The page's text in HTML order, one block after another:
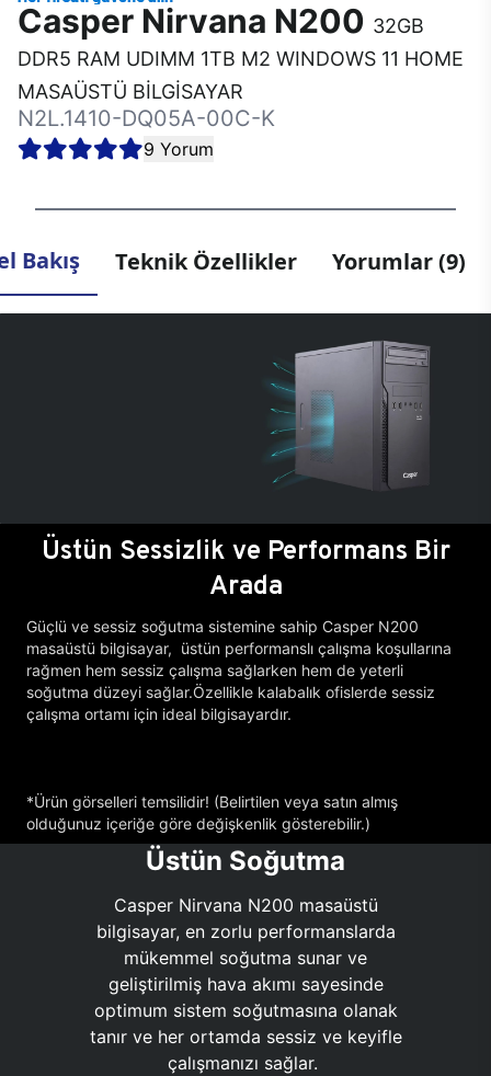
Casper Nirvana N200 32GB
DDR5 RAM UDIMM 1TB M2 WINDOWS 11 HOME
MASAÜSTÜ BİLGİSAYAR
N2L.1410-DQ05A-00C-K
9 Yorum
Bakış Teknik Özellikler Yorumlar (9)
Üstün Sessizlik ve Performans Bir
Arada
Güçlü ve sessiz soğutma sistemine sahip Casper N200
masaüstü bilgisayar, üstün performanslı çalışma koşullarına
rağmen hem sessiz çalışma sağlarken hem de yeterli
soğutma düzeyi sağlar.Özellikle kalabalık ofislerde sessiz
çalışma ortamı için ideal bilgisayardır.
*Ürün görselleri temsilidir! (Belirtilen veya satın almış
olduğunuz içeriğe göre değişkenlik gösterebilir.)
Üstün Soğutma
Casper Nirvana N200 masaüstü
bilgisayar, en zorlu performanslarda
mükemmel soğutma sunar ve
geliştirilmiş hava akımı sayesinde
optimum sistem soğutmasına olanak
tanır ve her ortamda sessiz ve keyifle
çalışmanızı sağlar.